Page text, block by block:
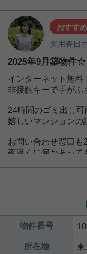
おすす
実用春日
2025年9月築物件☆
インターネット無
非接触キーで手がふ
24時間のゴミ出し
嬉しいマンション
お問い合わせ窓口
夜遅くに何かあっ
気になった方はお気
お問い合わせお待
物件番号
所在地 東